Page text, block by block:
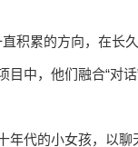
积累的方向，在长
中，他们融合“对话
年代的小女孩，以